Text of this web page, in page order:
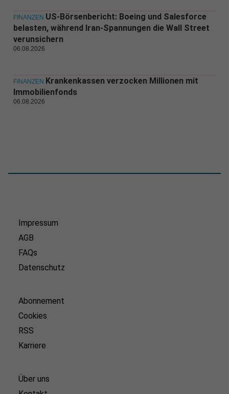
FINANZEN US-Börsenbericht: Boeing und Salesforce
belasten, während Iran-Spannungen die Wall Street
verunsichern
06.08.2026
FINANZEN Krankenkassen verzocken Millionen mit
Immobilienfonds
06.08.2026
Impressum
AGB
FAQs
Datenschutz
Abonnement
Cookies
RSS
Karriere
Über uns